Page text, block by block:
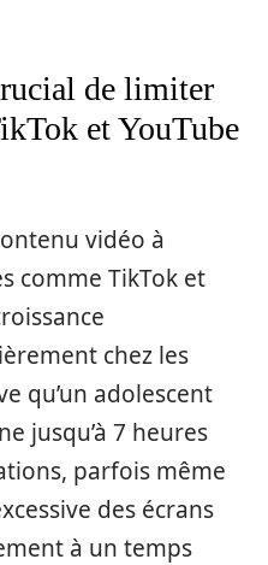
de limiter
et YouTube
vidéo à
comme TikTok et
chez les
qu’un adolescent
jusqu’à 7 heures
parfois même
des écrans
à un temps